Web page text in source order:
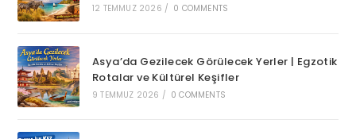
12 TEMMUZ 2026 / 0 COMMENTS
Asya’da Gezilecek Görülecek Yerler | Egzotik
Rotalar ve Kültürel Keşifler
9 TEMMUZ 2026 / 0 COMMENTS